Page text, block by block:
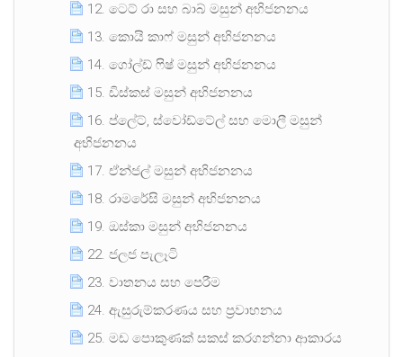
12. ටෙට් රා සහ බාබ් මසුන් අභිජනනය
13. කොයි කාෆ් මසුන් අභිජනනය
14. ගෝල්ඩ් ෆිෂ් මසුන් අභිජනනය
15. ඩිස්කස් මසුන් අභිජනනය
16. ප්ලේට්, ස්වෝඩ්ටේල් සහ මොලී මසුන්
අභිජනනය
17. ඒන්ජල් මසුන් අභිජනනය
18. රාමරේසි මසුන් අභිජනනය
19. ඔස්කා මසුන් අභිජනනය
22. ජලජ පැලෑටි
23. වාතනය සහ පෙරීම
24. ඇසුරුම්කරණය සහ ප්‍රවාහනය
25. මඩ පොකුණක් සකස් කරගන්නා ආකාරය